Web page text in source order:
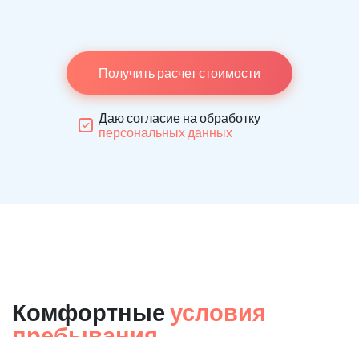
Получить расчет стоимости
Даю согласие на обработку
персональных данных
Комфортные условия